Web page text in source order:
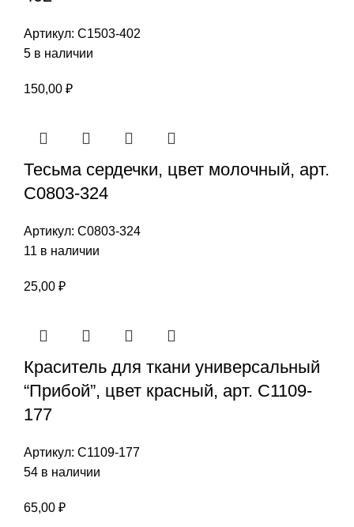
Артикул: С1503-402
5 в наличии
150,00 ₽
Тесьма сердечки, цвет молочный, арт.
С0803-324
Артикул: С0803-324
11 в наличии
25,00 ₽
Краситель для ткани универсальный
“Прибой”, цвет красный, арт. С1109-
177
Артикул: С1109-177
54 в наличии
65,00 ₽